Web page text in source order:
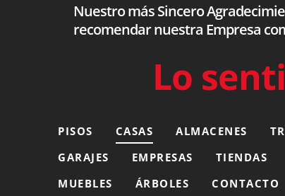
Nuestro más Sincero
recomendar nuestra Empresa
Lo
PISOS CASAS ALMACENES
GARAJES
EMPRESAS TIENDAS
MUEBLES
ÁRBOLES CONTACTO